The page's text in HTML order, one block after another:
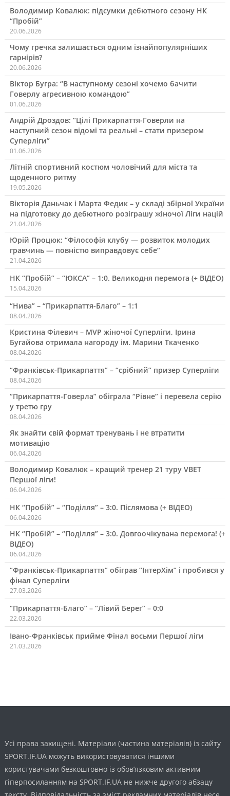
Володимир Ковалюк: підсумки дебютного сезону НК
“Пробій”
20.06.2026
Чому гречка залишається одним ізнайпопулярніших
гарнірів?
20.06.2026
Віктор Бугра: “В наступному сезоні хочемо бачити
Говерлу агресивною командою”
01.06.2026
Андрій Дроздов: “Цілі Прикарпаття-Говерли на
наступний сезон відомі та реальні – стати призером
Суперліги”
01.06.2026
Літній спортивний костюм чоловічий для міста та
щоденного ритму
19.05.2026
Вікторія Даньчак і Марта Федик – у складі збірної України
на підготовку до дебютного розіграшу жіночої Ліги націй
21.04.2026
Юрій Процюк: “Філософія клубу — розвиток молодих
гравчинь — повністю виправдовує себе”
21.04.2026
НК “Пробій” – “ЮКСА” – 1:0. Великодня перемога (+ ВІДЕО)
15.04.2026
“Нива” – “Прикарпаття-Благо” – 1:1
08.04.2026
Кристина Філевич – MVP жіночої Суперліги, Ірина
Бугайова отримала нагороду ім. Марини Ткаченко
08.04.2026
“Франківськ-Прикарпаття” – “срібний” призер Суперліги
08.04.2026
“Прикарпаття-Говерла” обіграла “Рівне” і перевела серію
у третю гру
08.04.2026
Як знайти свій формат тренувань і не втратити
мотивацію
06.04.2026
Володимир Ковалюк – кращий тренер 21 туру VBET
Першої ліги!
06.04.2026
НК “Пробій” – “Поділля” – 3:0. Післямова (+ ВІДЕО)
06.04.2026
НК “Пробій” – “Поділля” – 3:0. Довгоочікувана перемога! (+
ВІДЕО)
06.04.2026
“Франківськ-Прикарпаття” обіграв “ІнтерХім” і пробився у
фінал Суперліги
27.03.2026
“Прикарпаття-Благо” – “Лівий Берег” – 0:0
22.03.2026
Івано-Франківськ прийме Фінал восьми Першої ліги
21.03.2026
Усі права захищені. Матеріали (частина матеріалів) із сайту
SPORT.IF.UA можуть використовуватися іншими
користувачами безкоштовно із обов’язковим активним
гіперпосиланням на SPORT.IF.UA не нижче другого абзацу